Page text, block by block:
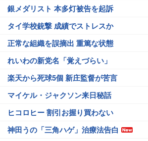
銀メダリスト 本多灯被告を起訴
タイ学校銃撃 成績でストレスか
正常な組織を誤摘出 重篤な状態
れいわの新党名「覚えづらい」
楽天から死球5個 新庄監督が苦言
マイケル・ジャクソン来日秘話
ヒコロヒー 割引お握り買わない
神田うの「三角ハゲ」治療法告白